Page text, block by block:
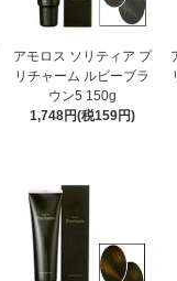
アモロス ソリティア プ
リチャーム ルビーブラ
ウン5 150g
1,748円(税159円)